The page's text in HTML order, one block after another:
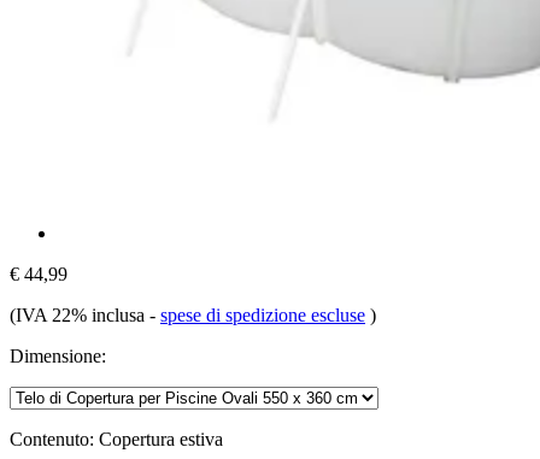
€ 44,99
(IVA 22% inclusa - spese di spedizione escluse )
Dimensione:
Contenuto: Copertura estiva